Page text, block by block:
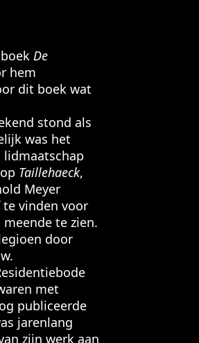
De
hem
dit boek wat
stond als
was het
lidmaatschap
Taillehaeck,
Meyer
te vinden voor
te zien.
door
met
publiceerde
jarenlang
zijn werk aan